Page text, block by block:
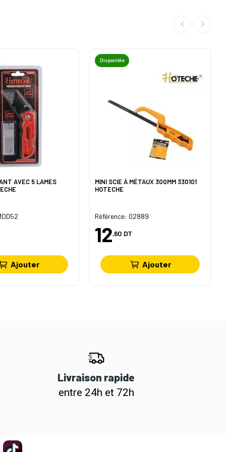
AVEC 5 LAMES
Ajouter
Disponible
MINI SCIE À MÉTAUX 300MM 330101
HOTECHE
Référence: 02889
12,60 DT
Ajouter
Livraison rapide
entre 24h et 72h